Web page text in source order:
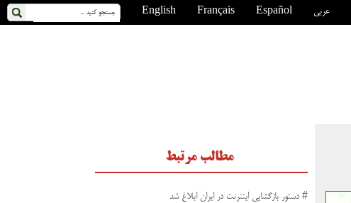
English Français Español عربی
مطالب مرتبط
# دستور بازگشایی اینترنت در ایران ابلاغ شد